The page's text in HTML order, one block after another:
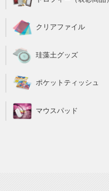
クリアファイル
珪藻土グッズ
ポケットティッシュ
マウスパッド